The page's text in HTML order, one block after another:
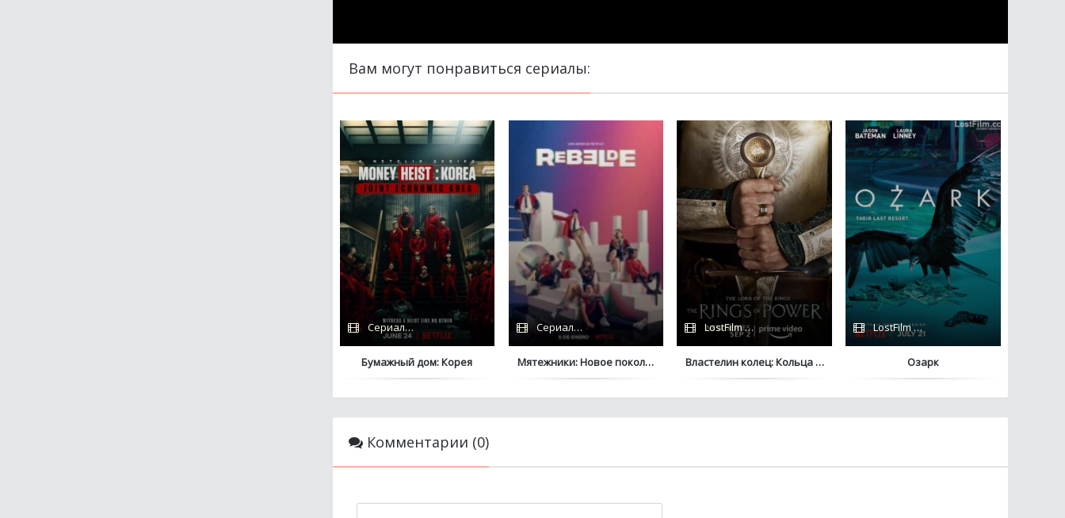
Вам могут понравиться сериалы:
Сериалы 2022 / NewStudio / Дубляж
Бумажный дом: Корея
Сериалы 2022 / Netflix
Мятежники: Новое поколение
LostFilm / Сериалы 2022 / Сериалы 2024 / Amazon
Властелин колец: Кольца власти
LostFilm / Netflix
Озарк
Комментарии (0)